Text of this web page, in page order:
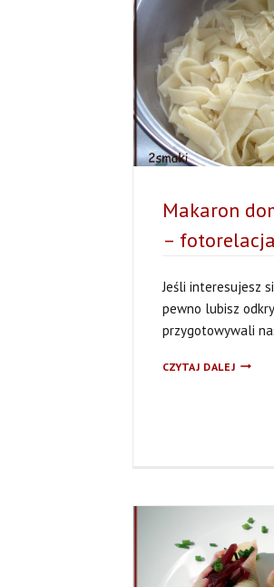
Makaron
– fotorelacja
Jeśli interesujesz
pewno lubisz
przygotowywali
CZYTAJ DALEJ